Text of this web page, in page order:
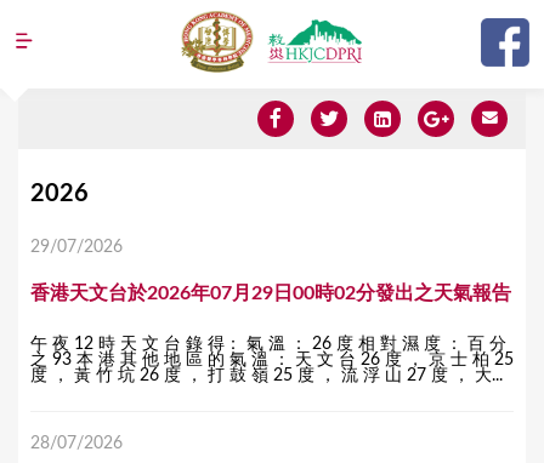
Jump to navigation
Y
a
e
e
2026
29/07/2026
香港天文台於2026年07月29日00時02分發出之天氣報告
午 夜 12 時 天 文 台 錄 得： 氣 溫 ： 26 度 相 對 濕 度 ： 百 分
之 93 本 港 其 他 地 區 的 氣 溫 ： 天 文 台 26 度 ， 京 士 柏 25
度 ， 黃 竹 坑 26 度 ， 打 鼓 嶺 25 度 ， 流 浮 山 27 度 ， 大...
28/07/2026